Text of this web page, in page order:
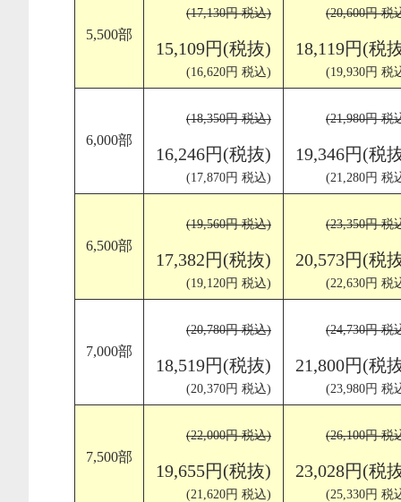
5,500部
(17,130円 税込)
15,109円(税抜)
(16,620円 税込)
(20,600円 税
18,119円(税
(19,930円 税
6,000部
(18,350円 税込)
16,246円(税抜)
(17,870円 税込)
(21,980円 税
19,346円(税
(21,280円 税
6,500部
(19,560円 税込)
17,382円(税抜)
(19,120円 税込)
(23,350円 税
20,573円(税
(22,630円 税
7,000部
(20,780円 税込)
18,519円(税抜)
(20,370円 税込)
(24,730円 税
21,800円(税
(23,980円 税
7,500部
(22,000円 税込)
19,655円(税抜)
(21,620円 税込)
(26,100円 税
23,028円(税
(25,330円 税